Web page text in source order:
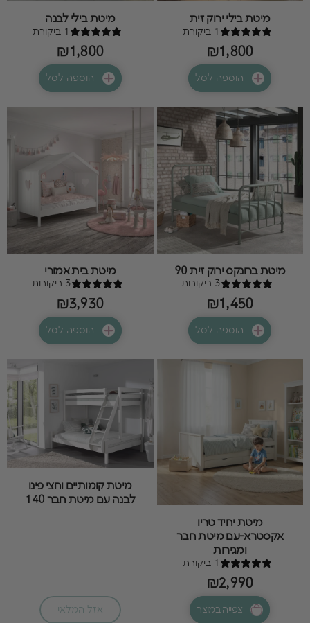
מיטת בילי ירוק זית
1 ביקורת
₪1,800
הוספה לסל
מיטת בילי לבנה
1 ביקורת
₪1,800
הוספה לסל
מיטת ברונקס ירוק זית 90
3 ביקורות
₪1,450
הוספה לסל
מיטת בית אמורי
3 ביקורות
₪3,930
הוספה לסל
מיטת יחיד טריו
אקסטרא-עם מיטת חבר
ומגירות
1 ביקורת
₪2,990
צפייה במוצר
מיטת קומותיים וחצי פינו
לבנה עם מיטת חבר 140
אזל המלאי